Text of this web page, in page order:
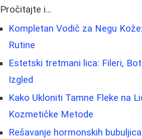
Pročitajte i...
Kompletan Vodič za Negu
Rutine
Estetski tretmani lica: Fileri,
Izgled
Kako Ukloniti Tamne Fleke na
Kozmetičke Metode
Rešavanje hormonskih